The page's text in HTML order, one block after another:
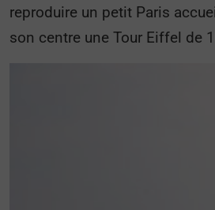
reproduire un petit Paris
son centre une Tour Eiffel de